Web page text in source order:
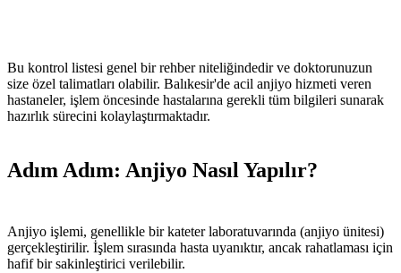
Bu kontrol listesi genel bir rehber niteliğindedir ve doktorunuzun
size özel talimatları olabilir. Balıkesir'de acil anjiyo hizmeti veren
hastaneler, işlem öncesinde hastalarına gerekli tüm bilgileri sunarak
hazırlık sürecini kolaylaştırmaktadır.
Adım Adım: Anjiyo Nasıl Yapılır?
Anjiyo işlemi, genellikle bir kateter laboratuvarında (anjiyo ünitesi)
gerçekleştirilir. İşlem sırasında hasta uyanıktır, ancak rahatlaması için
hafif bir sakinleştirici verilebilir.